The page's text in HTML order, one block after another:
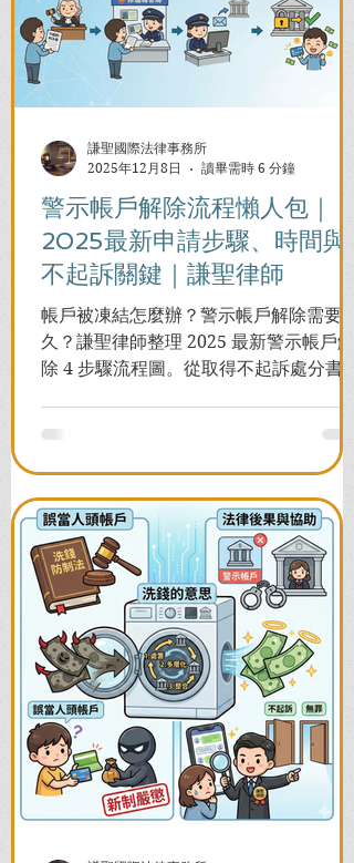
警示帳戶解除流程懶人包｜
2025最新申請步驟、時間與
不起訴關鍵｜謙聖律師
帳戶被凍結怎麼辦？警示帳戶解除需要多
久？謙聖律師整理 2025 最新警示帳戶解
除 4 步驟流程圖。從取得不起訴處分書到
謙聖國際法律事務所
2025年12月8日
讀畢需時 6 分鐘